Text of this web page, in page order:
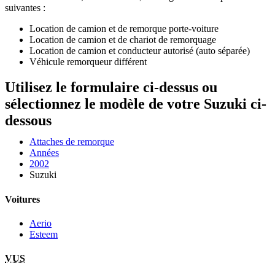
suivantes :
Location de camion et de remorque porte-voiture
Location de camion et de chariot de remorquage
Location de camion et conducteur autorisé (auto séparée)
Véhicule remorqueur différent
Utilisez le formulaire ci-dessus ou
sélectionnez le modèle de votre Suzuki ci-
dessous
Attaches de remorque
Années
2002
Suzuki
Voitures
Aerio
Esteem
VUS